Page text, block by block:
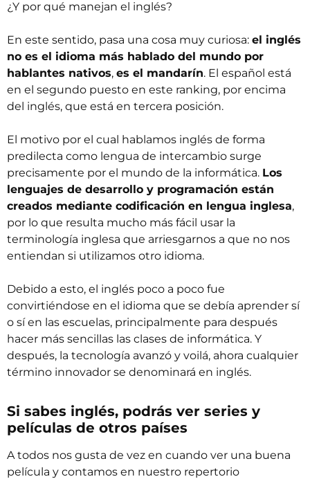
¿Y por qué manejan el inglés?
En este sentido, pasa una cosa muy curiosa: el inglés
no es el idioma más hablado del mundo por
hablantes nativos, es el mandarín. El español está
en el segundo puesto en este ranking, por encima
del inglés, que está en tercera posición.
El motivo por el cual hablamos inglés de forma
predilecta como lengua de intercambio surge
precisamente por el mundo de la informática. Los
lenguajes de desarrollo y programación están
creados mediante codificación en lengua inglesa,
por lo que resulta mucho más fácil usar la
terminología inglesa que arriesgarnos a que no nos
entiendan si utilizamos otro idioma.
Debido a esto, el inglés poco a poco fue
convirtiéndose en el idioma que se debía aprender sí
o sí en las escuelas, principalmente para después
hacer más sencillas las clases de informática. Y
después, la tecnología avanzó y voilá, ahora cualquier
término innovador se denominará en inglés.
Si sabes inglés, podrás ver series y
películas de otros países
A todos nos gusta de vez en cuando ver una buena
película y contamos en nuestro repertorio